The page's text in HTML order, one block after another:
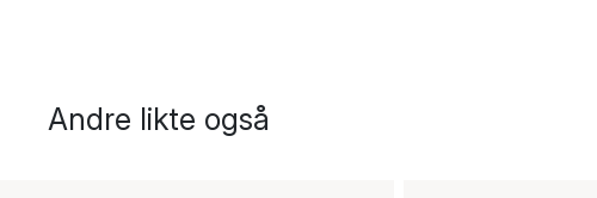
Andre likte også